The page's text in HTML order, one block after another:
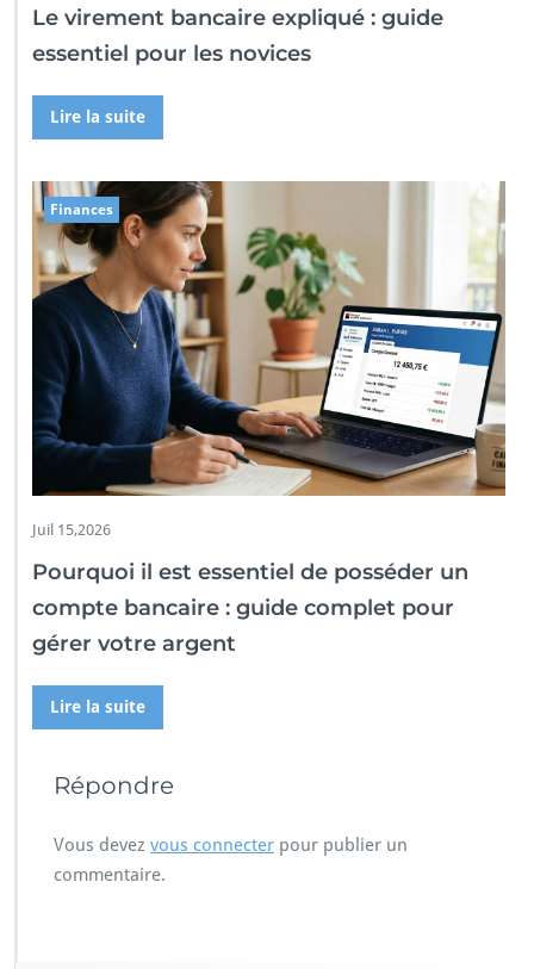
Le virement bancaire expliqué : guide
essentiel pour les novices
Lire la suite
Finances
Juil 15,2026
Pourquoi il est essentiel de posséder un
compte bancaire : guide complet pour
gérer votre argent
Lire la suite
Répondre
Vous devez vous connecter pour publier un
commentaire.